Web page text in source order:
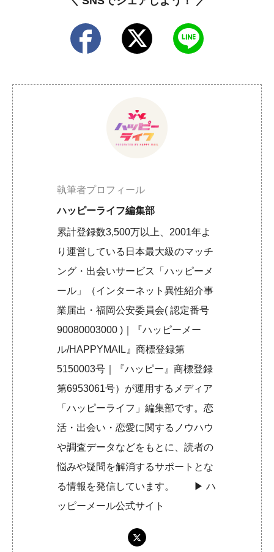
執筆者プロフィール
ハッピーライフ編集部
累計登録数3,500万以上、2001年よ
り運営している日本最大級のマッチ
ング・出会いサービス「ハッピーメ
ール」（インターネット異性紹介事
業届出・福岡公安委員会( 認定番号
90080003000 )｜『ハッピーメー
ル/HAPPYMAIL』商標登録第
5150003号｜『ハッピー』商標登録
第6953061号）が運用するメディア
「ハッピーライフ」編集部です。恋
活・出会い・恋愛に関するノウハウ
や調査データなどをもとに、読者の
悩みや疑問を解消するサポートとな
る情報を発信しています。 ▶︎ハ
ッピーメール公式サイト